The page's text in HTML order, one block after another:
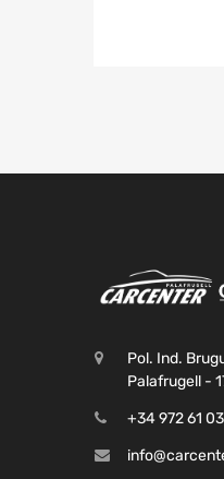
Pol. Ind.
Palafrugell -
+34 972 61